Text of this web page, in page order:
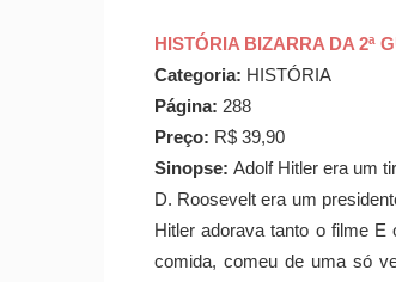
HISTÓRIA BIZARRA DA 2ª
Categoria: HISTÓRIA
Página: 288
Preço: R$ 39,90
Sinopse: Adolf Hitler era um
D. Roosevelt era um
Hitler adorava tanto o filme
comida, comeu de uma só